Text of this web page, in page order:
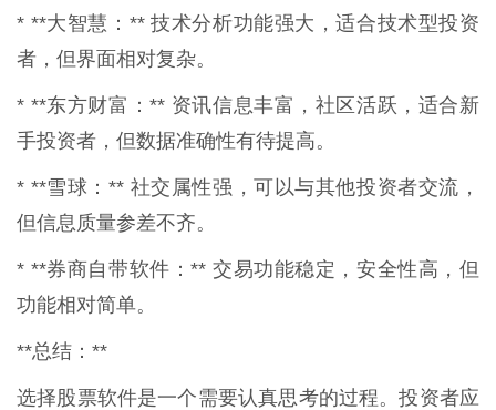
* **大智慧：** 技术分析功能强大，适合技术型投资
者，但界面相对复杂。
* **东方财富：** 资讯信息丰富，社区活跃，适合新
手投资者，但数据准确性有待提高。
* **雪球：** 社交属性强，可以与其他投资者交流，
但信息质量参差不齐。
* **券商自带软件：** 交易功能稳定，安全性高，但
功能相对简单。
**总结：**
选择股票软件是一个需要认真思考的过程。投资者应